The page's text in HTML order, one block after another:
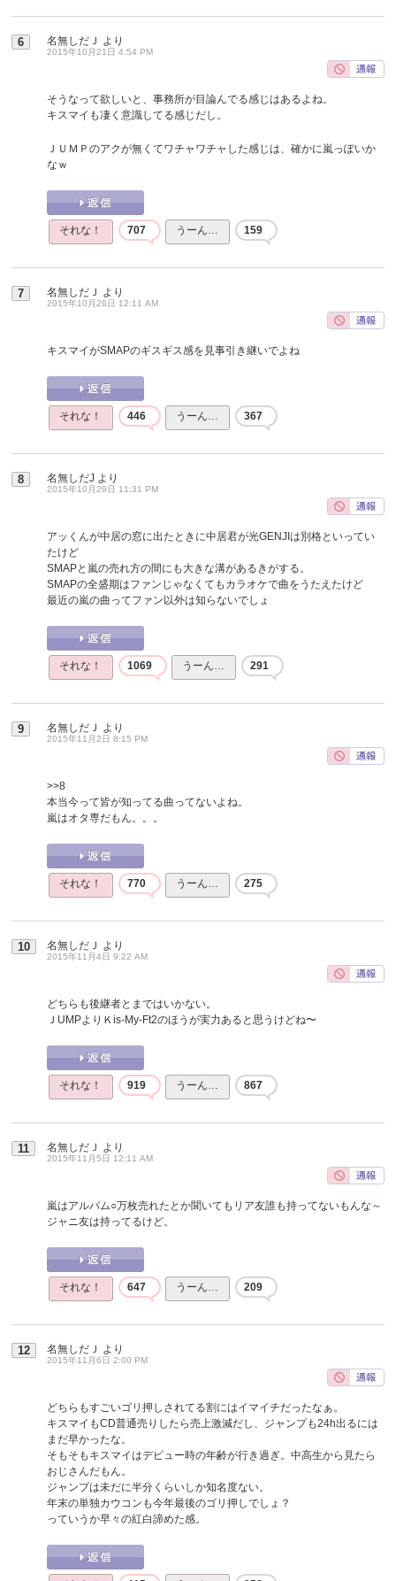
6 名無しだＪ より
2015年10月21日 4:54 PM
そうなって欲しいと、事務所が目論んでる感じはあるよね。
キスマイも凄く意識してる感じだし。
ＪＵＭＰのアクが無くてワチャワチャした感じは、確かに嵐っぽいか
なｗ
それな！ 707 うーん… 159
7 名無しだＪ より
2015年10月26日 12:11 AM
キスマイがSMAPのギスギス感を見事引き継いでよね
それな！ 446 うーん… 367
8 名無しだJ より
2015年10月29日 11:31 PM
アッくんが中居の窓に出たときに中居君が光GENJIは別格といってい
たけど
SMAPと嵐の売れ方の間にも大きな溝があるきがする。
SMAPの全盛期はファンじゃなくてもカラオケで曲をうたえたけど
最近の嵐の曲ってファン以外は知らないでしょ
それな！ 1069 うーん… 291
9 名無しだＪ より
2015年11月2日 8:15 PM
>>8
本当今って皆が知ってる曲ってないよね。
嵐はオタ専だもん。。。
それな！ 770 うーん… 275
10 名無しだＪ より
2015年11月4日 9:22 AM
どちらも後継者とまではいかない。
ＪUMPよりＫis-My-Ft2のほうが実力あると思うけどね〜
それな！ 919 うーん… 867
11 名無しだＪ より
2015年11月5日 12:11 AM
嵐はアルバム○万枚売れたとか聞いてもリア友誰も持ってないもんな～
ジャニ友は持ってるけど。
それな！ 647 うーん… 209
12 名無しだＪ より
2015年11月6日 2:00 PM
どちらもすごいゴリ押しされてる割にはイマイチだったなぁ。
キスマイもCD普通売りしたら売上激減だし、ジャンプも24h出るには
まだ早かったな。
そもそもキスマイはデビュー時の年齢が行き過ぎ。中高生から見たら
おじさんだもん。
ジャンプは未だに半分くらいしか知名度ない。
年末の単独カウコンも今年最後のゴリ押しでしょ？
っていうか早々の紅白諦めた感。